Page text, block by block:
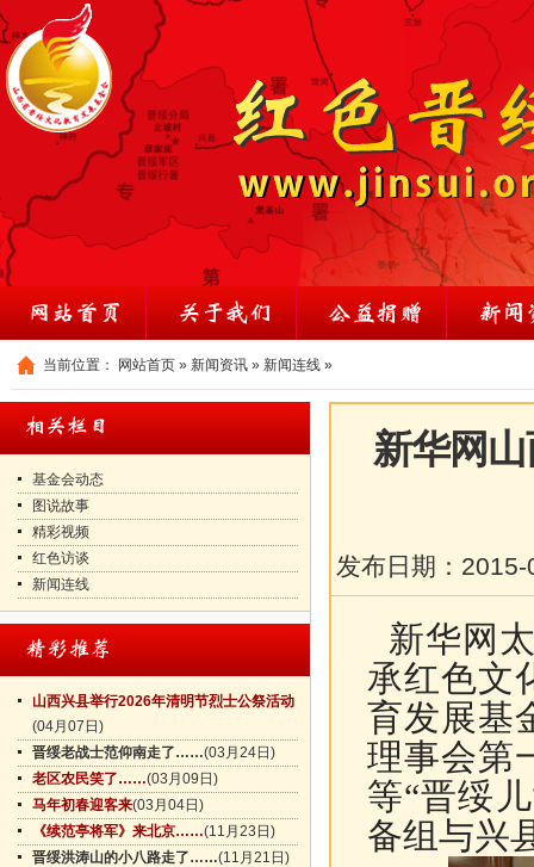
当前位置： 网站首页 » 新闻资讯 » 新闻连线 »
基金会动态
图说故事
精彩视频
红色访谈
新闻连线
山西兴县举行2026年清明节烈士公祭活动
(04月07日)
晋绥老战士范仰南走了……(03月24日)
老区农民笑了……(03月09日)
马年初春迎客来(03月04日)
《续范亭将军》来北京……(11月23日)
晋绥洪涛山的小八路走了……(11月21日)
新华网
发布日期： 2015-
新华网
承红色文
育发展基
理事会第
等“晋绥
备组与兴